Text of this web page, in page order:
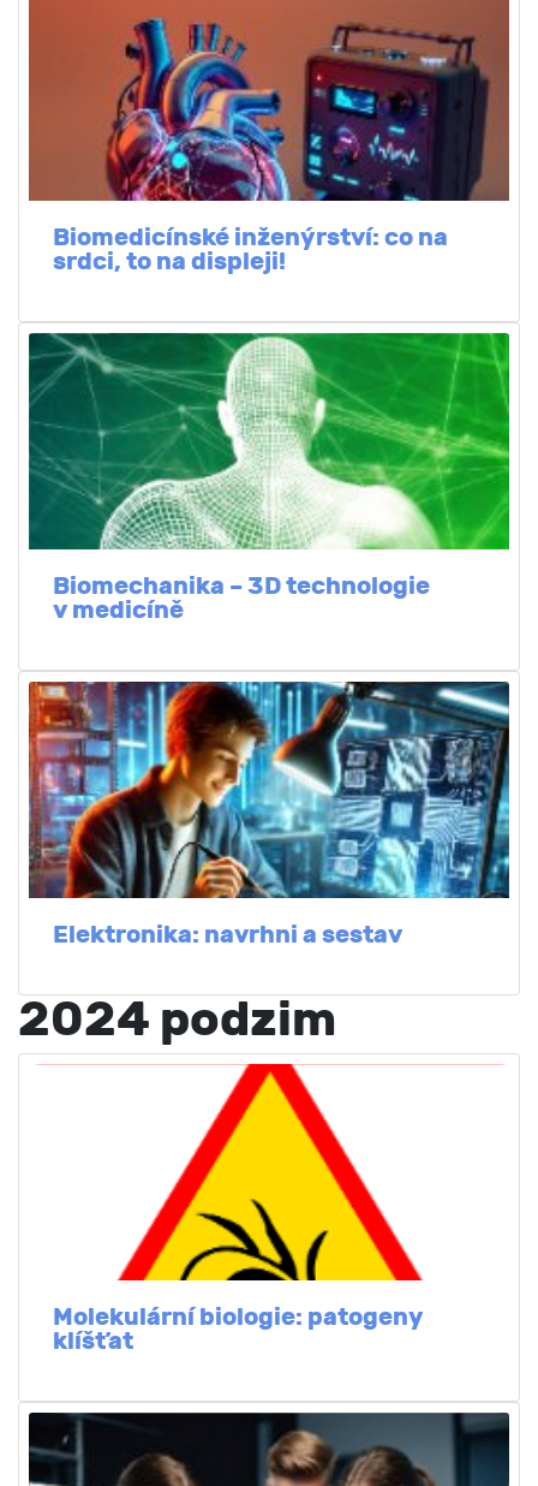
Biomedicínské inženýrství: co na
srdci, to na displeji!
Biomechanika – 3D technologie
v medicíně
Elektronika: navrhni a sestav
2024 podzim
Molekulární biologie: patogeny
klíšťat